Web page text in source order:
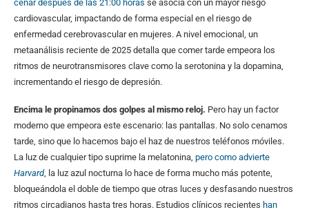
cenar después de las 21:00 horas se asocia con un mayor riesgo
cardiovascular, impactando de forma especial en el riesgo de
enfermedad cerebrovascular en mujeres. A nivel emocional, un
metaanálisis reciente de 2025 detalla que comer tarde empeora los
ritmos de neurotransmisores clave como la serotonina y la dopamina,
incrementando el riesgo de depresión.
Encima le propinamos dos golpes al mismo reloj. Pero hay un factor
moderno que empeora este escenario: las pantallas. No solo cenamos
tarde, sino que lo hacemos bajo el haz de nuestros teléfonos móviles.
La luz de cualquier tipo suprime la melatonina, pero como advierte
Harvard, la luz azul nocturna lo hace de forma mucho más potente,
bloqueándola el doble de tiempo que otras luces y desfasando nuestros
ritmos circadianos hasta tres horas. Estudios clínicos recientes han